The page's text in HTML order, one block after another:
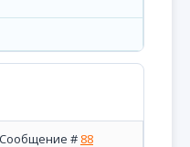
Сообщение # 88